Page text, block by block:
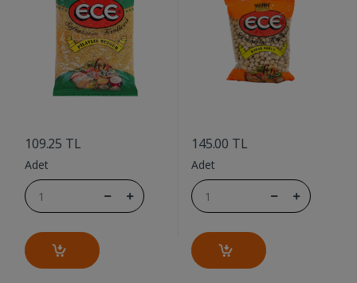
109.25 TL
Adet
145.00 TL
Adet